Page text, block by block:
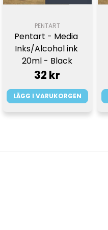
PENTART
Pentart - Media
Inks/Alcohol ink
20ml - Black
32 kr
LÄGG I VARUKORGEN